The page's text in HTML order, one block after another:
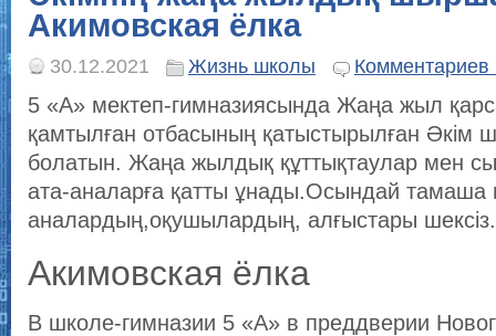
Акимовская ёлка
30.12.2021 Жизнь школы Комментариев
5 «А» мектеп-гимназиясында Жаңа жыл
қамтылған отбасының қатыстырылған Әкім
болатын. Жаңа жылдық құттықтаулар мен
ата-аналарға қатты ұнады.Осындай тамаша
аналардың,оқушылардың, алғыстары шексіз.
Акимовская ёлка
В школе-гимназии 5 «А» в преддверии